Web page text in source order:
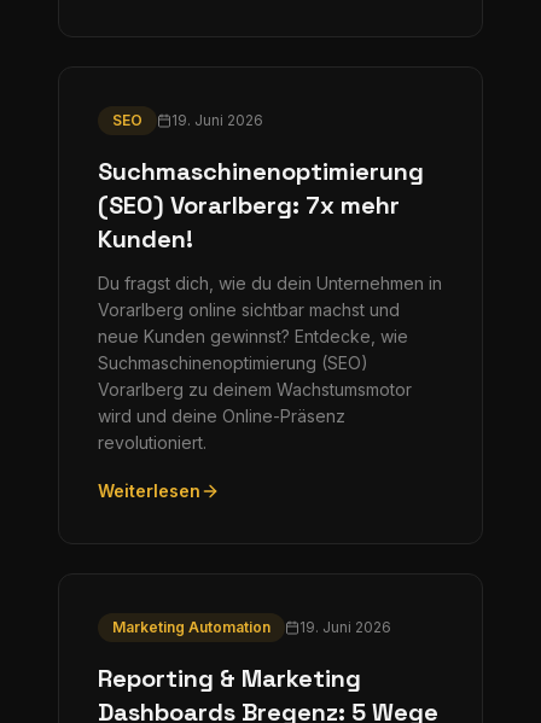
SEO 19. Juni 2026
Suchmaschinenoptimierung
(SEO) Vorarlberg: 7x mehr
Kunden!
Du fragst dich, wie du dein Unternehmen in
Vorarlberg online sichtbar machst und
neue Kunden gewinnst? Entdecke, wie
Suchmaschinenoptimierung (SEO)
Vorarlberg zu deinem Wachstumsmotor
wird und deine Online-Präsenz
revolutioniert.
Weiterlesen
Marketing Automation 19. Juni 2026
Reporting & Marketing
Dashboards Bregenz: 5 Wege